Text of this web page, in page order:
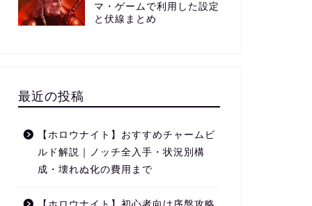
マ・ゲームで利用した設定
と伏線まとめ
最近の投稿
【ホロウナイト】おすすめチャームビ
ルド解説｜ノッチ全入手・状況別構
成・壊れぬ化の費用まで